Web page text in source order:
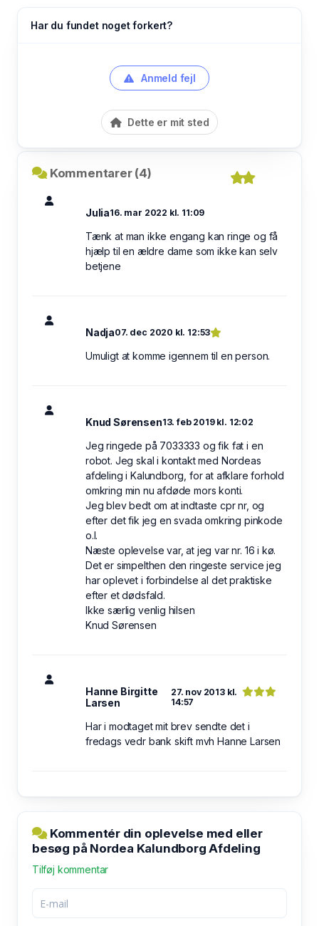
Har du fundet noget forkert?
Anmeld fejl
Dette er mit sted
Kommentarer (4)
Julia16. mar 2022 kl. 11:09
Tænk at man ikke engang kan ringe og få
hjælp til en ældre dame som ikke kan selv
betjene
Nadja07. dec 2020 kl. 12:53
Umuligt at komme igennem til en person.
Knud Sørensen13. feb 2019 kl. 12:02
Jeg ringede på 7033333 og fik fat i en
robot. Jeg skal i kontakt med Nordeas
afdeling i Kalundborg, for at afklare forhold
omkring min nu afdøde mors konti.
Jeg blev bedt om at indtaste cpr nr, og
efter det fik jeg en svada omkring pinkode
o.l.
Næste oplevelse var, at jeg var nr. 16 i kø.
Det er simpelthen den ringeste service jeg
har oplevet i forbindelse al det praktiske
efter et dødsfald.
Ikke særlig venlig hilsen
Knud Sørensen
Hanne Birgitte
Larsen
27. nov 2013 kl.
14:57
Har i modtaget mit brev sendte det i
fredags vedr bank skift mvh Hanne Larsen
Kommentér din oplevelse med eller
besøg på Nordea Kalundborg Afdeling
Tilføj kommentar